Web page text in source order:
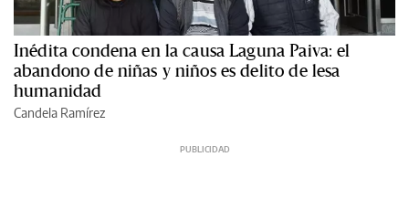
Inédita condena en la causa Laguna Paiva: el
abandono de niñas y niños es delito de lesa
humanidad
Candela Ramírez